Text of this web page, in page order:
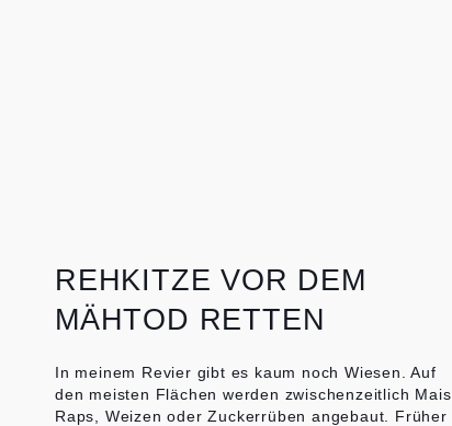
REHKITZE VOR DEM
MÄHTOD RETTEN
In meinem Revier gibt es kaum noch Wiesen. Auf
den meisten Flächen werden zwischenzeitlich Mais,
Raps, Weizen oder Zuckerrüben angebaut. Früher